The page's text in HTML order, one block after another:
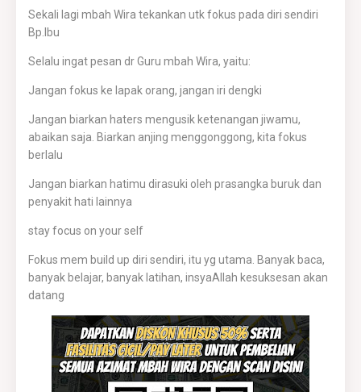
Sekali lagi mbah Wira tekankan utk fokus pada diri sendiri
Bp.Ibu
Selalu ingat pesan dr Guru mbah Wira, yaitu:
Jangan fokus ke lapak orang, jangan iri dengki
Jangan biarkan haters mengusik ketenangan jiwamu,
abaikan saja. Biarkan anjing menggonggong, kita fokus
berlalu
Jangan biarkan hatimu dirasuki oleh prasangka buruk dan
penyakit hati lainnya
stay focus on your self
Fokus mem build up diri sendiri, itu yg utama. Banyak baca,
banyak belajar, banyak latihan, insyaAllah kesuksesan akan
datang